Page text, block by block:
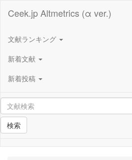
Ceek.jp Altmetrics (α ver.)
文献ランキング
新着文献
新着投稿
検索